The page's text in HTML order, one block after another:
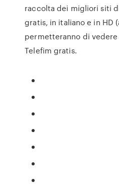
raccolta dei migliori siti
gratis, in italiano e in HD
permetteranno di vedere
Telefim gratis.